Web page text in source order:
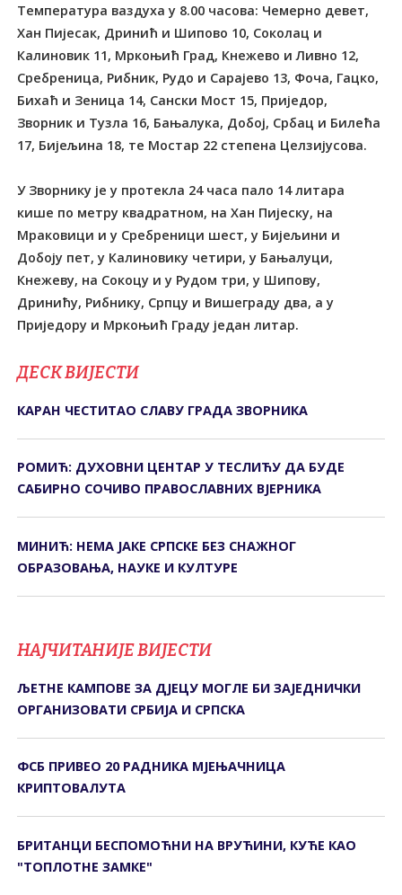
Температура ваздуха у 8.00 часова: Чемерно девет,
Хан Пијесак, Дринић и Шипово 10, Соколац и
Калиновик 11, Мркоњић Град, Кнежево и Ливно 12,
Сребреница, Рибник, Рудо и Сарајево 13, Фоча, Гацко,
Бихаћ и Зеница 14, Сански Мост 15, Приједор,
Зворник и Тузла 16, Бањалука, Добој, Србац и Билећа
17, Бијељина 18, те Мостар 22 степена Целзијусова.
У Зворнику је у протекла 24 часа пало 14 литара
кише по метру квадратном, на Хан Пијеску, на
Мраковици и у Сребреници шест, у Бијељини и
Добоју пет, у Калиновику четири, у Бањалуци,
Кнежеву, на Сокоцу и у Рудом три, у Шипову,
Дринићу, Рибнику, Српцу и Вишеграду два, а у
Приједору и Мркоњић Граду један литар.
ДЕСК ВИЈЕСТИ
КАРАН ЧЕСТИТАО СЛАВУ ГРАДА ЗВОРНИКА
РОМИЋ: ДУХОВНИ ЦЕНТАР У ТЕСЛИЋУ ДА БУДЕ
САБИРНО СОЧИВО ПРАВОСЛАВНИХ ВЈЕРНИКА
МИНИЋ: НЕМА ЈАКЕ СРПСКЕ БЕЗ СНАЖНОГ
ОБРАЗОВАЊА, НАУКЕ И КУЛТУРЕ
НАЈЧИТАНИЈЕ ВИЈЕСТИ
ЉЕТНЕ КАМПОВЕ ЗА ДЈЕЦУ МОГЛЕ БИ ЗАЈЕДНИЧКИ
ОРГАНИЗОВАТИ СРБИЈА И СРПСКА
ФСБ ПРИВЕО 20 РАДНИКА МЈЕЊАЧНИЦА
КРИПТОВАЛУТА
БРИТАНЦИ БЕСПОМОЋНИ НА ВРУЋИНИ, КУЋЕ КАО
"ТОПЛОТНЕ ЗАМКЕ"